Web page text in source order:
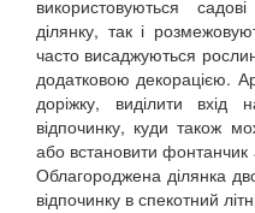
використовуються
ділянку, так і
часто висаджуються
додатковою декорацією.
доріжку, виділити вхід
відпочинку, куди також
або встановити фонтанчик
Облагороджена ділянка
відпочинку в спекотний